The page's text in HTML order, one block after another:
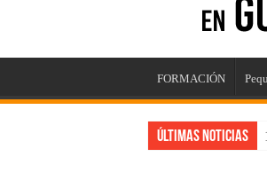
FORMACIÓN
Últimas Noticias